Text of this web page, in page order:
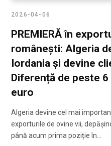
2026-04-06
PREMIERĂ în
românești: Algeria
Iordania și devine
Diferență de peste
euro
Algeria devine cel mai
exporturile de ovine vii,
până acum prima poziție în…